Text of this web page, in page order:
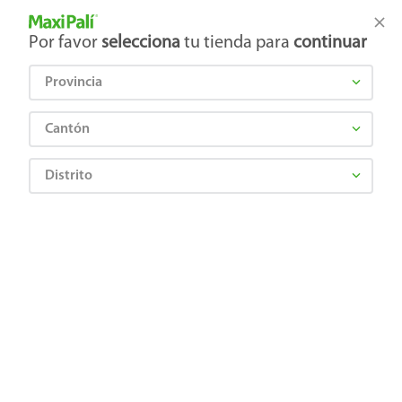
Tienda Maxi Palí
Por favor selecciona tu tienda para continuar
Provincia
Cantón
Distrito